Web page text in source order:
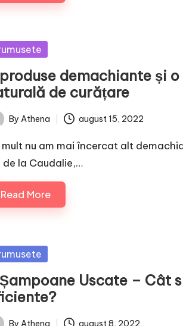
demachiante și
de curățare
By Athena august 15, 2022
mult nu am mai încercat alt
de la Caudalie,…
Read More
Uscate – Cât
By Athena august 8, 2022